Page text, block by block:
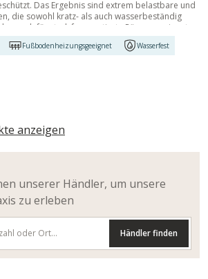
Das Ergebnis sind extrem belastbare und
die sowohl kratz- als auch wasserbeständig
auch für stark frequentierte Räume geeignet
Fußbodenheizungsgeeignet Wasserfest
anzeigen
unserer Händler, um unsere
zu erleben
Händler finden